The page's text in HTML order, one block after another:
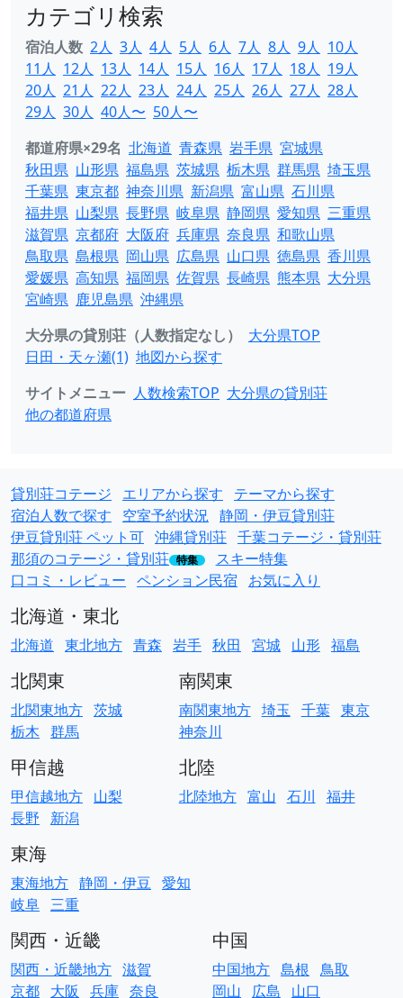
カテゴリ検索
宿泊人数 2人 3人 4人 5人 6人 7人 8人 9人 10人
11人 12人 13人 14人 15人 16人 17人 18人 19人
20人 21人 22人 23人 24人 25人 26人 27人 28人
29人 30人 40人〜 50人〜
都道府県×29名 北海道 青森県 岩手県 宮城県
秋田県 山形県 福島県 茨城県 栃木県 群馬県 埼玉県
千葉県 東京都 神奈川県 新潟県 富山県 石川県
福井県 山梨県 長野県 岐阜県 静岡県 愛知県 三重県
滋賀県 京都府 大阪府 兵庫県 奈良県 和歌山県
鳥取県 島根県 岡山県 広島県 山口県 徳島県 香川県
愛媛県 高知県 福岡県 佐賀県 長崎県 熊本県 大分県
宮崎県 鹿児島県 沖縄県
大分県の貸別荘（人数指定なし）
大分県TOP
日田・天ヶ瀬(1) 地図から探す
サイトメニュー 人数検索TOP 大分県の貸別荘
他の都道府県
貸別荘コテージ エリアから探す
テーマから探す
宿泊人数で探す
空室予約状況 静岡・伊豆貸別荘
伊豆貸別荘 ペット可 沖縄貸別荘 千葉コテージ・貸別荘
那須のコテージ・貸別荘 特集
スキー特集
口コミ・レビュー ペンション民宿 お気に入り
北海道・東北
北海道 東北地方 青森 岩手 秋田 宮城 山形 福島
北関東
北関東地方 茨城
栃木 群馬
南関東
南関東地方 埼玉 千葉 東京
神奈川
甲信越
甲信越地方 山梨
長野
新潟
北陸
北陸地方 富山 石川 福井
東海
東海地方 静岡・伊豆 愛知
岐阜 三重
関西・近畿
関西・近畿地方 滋賀
京都 大阪 兵庫 奈良
中国
中国地方 島根 鳥取
岡山
広島 山口